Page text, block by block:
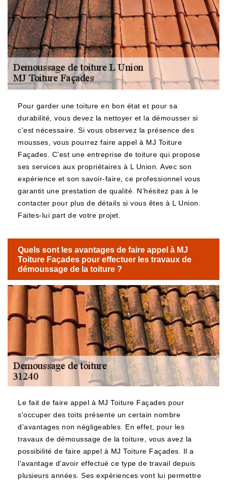
Pour garder une toiture en bon état et pour sa
durabilité, vous devez la nettoyer et la démousser si
c’est nécessaire. Si vous observez la présence des
mousses, vous pourrez faire appel à MJ Toiture
Façades. C’est une entreprise de toiture qui propose
ses services aux propriétaires à L Union. Avec son
expérience et son savoir-faire, ce professionnel vous
garantit une prestation de qualité. N’hésitez pas à le
contacter pour plus de détails si vous êtes à L Union.
Faites-lui part de votre projet.
Quels sont les avantages de faire appel à MJ
Toiture Façades pour effectuer les travaux de
démoussage de la toiture ?
Le fait de faire appel à MJ Toiture Façades pour
s'occuper des toits présente un certain nombre
d'avantages non négligeables. En effet, pour les
travaux de démoussage de la toiture, vous avez la
possibilité de faire appel à MJ Toiture Façades. Il a
l'avantage d'avoir effectué ce type de travail depuis
plusieurs années. Ses expériences vont lui permettre